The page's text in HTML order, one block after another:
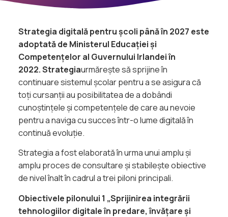
Strategia digitală pentru școli până în 2027 este
adoptată de Ministerul Educației și
Competențelor al Guvernului Irlandei în
2022. Strategiaurmărește să sprijine în
continuare sistemul școlar pentru a se asigura că
toți cursanții au posibilitatea de a dobândi
cunoștințele și competențele de care au nevoie
pentru a naviga cu succes într-o lume digitală în
continuă evoluție.
Strategia a fost elaborată în urma unui amplu și
amplu proces de consultare și stabilește obiective
de nivel înalt în cadrul a trei piloni principali.
Obiectivele pilonului 1 „Sprijinirea integrării
tehnologiilor digitale în predare, învățare și